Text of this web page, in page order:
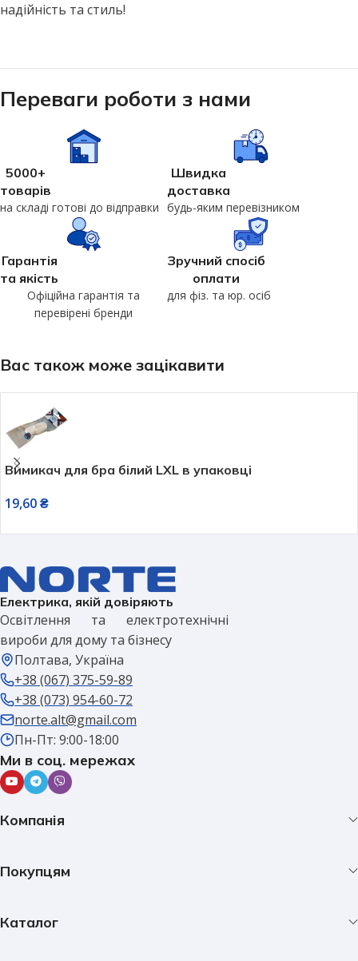
надійність та стиль!
Переваги роботи з нами
5000+
товарів
на складі готові до відправки
Швидка
доставка
будь-яким перевізником
Гарантія
та якість
Офіційна гарантія та
перевірені бренди
Зручний спосіб
оплати
для фіз. та юр. осіб
Вас також може зацікавити
Вимикач для бра білий LXL в упаковці
19,60₴
Електрика, якій довіряють
Освітлення та електротехнічні
вироби для дому та бізнесу
Полтава, Україна
+38 (067) 375-59-89
+38 (073) 954-60-72
norte.alt@gmail.com
Пн-Пт: 9:00-18:00
Ми в соц. мережах
Компанія
Покупцям
Каталог